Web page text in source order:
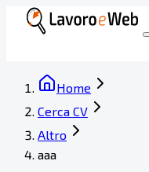
Home
Cerca CV
Altro
aaa